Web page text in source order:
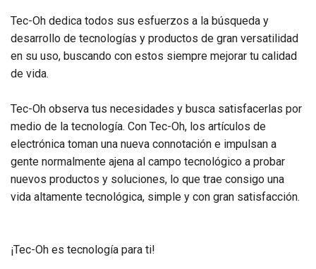
Tec-Oh dedica todos sus esfuerzos a la búsqueda y
desarrollo de tecnologías y productos de gran versatilidad
en su uso, buscando con estos siempre mejorar tu calidad
de vida.
Tec-Oh observa tus necesidades y busca satisfacerlas por
medio de la tecnologí­a. Con Tec-Oh, los artículos de
electrónica toman una nueva connotación e impulsan a
gente normalmente ajena al campo tecnológico a probar
nuevos productos y soluciones, lo que trae consigo una
vida altamente tecnológica, simple y con gran satisfacción.
¡Tec-Oh es tecnología para ti!